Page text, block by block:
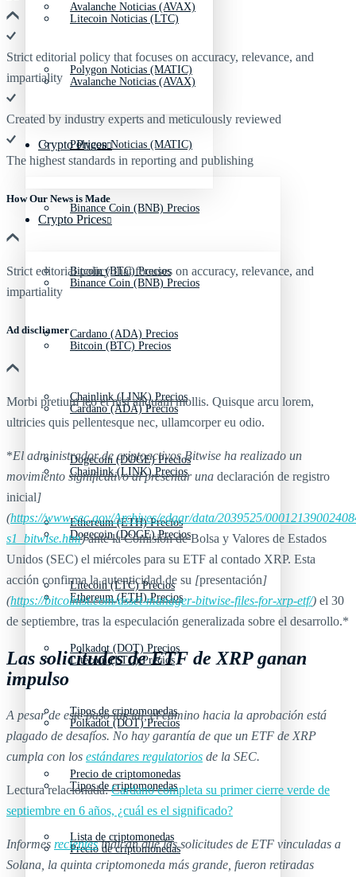
Avalanche Noticias (AVAX)
Polygon Noticias (MATIC)
Crypto Prices
Binance Coin (BNB) Precios
Bitcoin (BTC) Precios
Cardano (ADA) Precios
Chainlink (LINK) Precios
Dogecoin (DOGE) Precios
Ethereum (ETH) Precios
Litecoin (LTC) Precios
Polkadot (DOT) Precios
Tipos de criptomonedas
Precio de criptomonedas
Lista de criptomonedas
Litecoin Noticias (LTC)
Avalanche Noticias (AVAX)
Polygon Noticias (MATIC)
Crypto Prices
Binance Coin (BNB) Precios
Bitcoin (BTC) Precios
Cardano (ADA) Precios
Chainlink (LINK) Precios
Dogecoin (DOGE) Precios
Ethereum (ETH) Precios
Litecoin (LTC) Precios
Polkadot (DOT) Precios
Tipos de criptomonedas
Precio de criptomonedas
Strict editorial policy that focuses on accuracy, relevance, and
impartiality
Created by industry experts and meticulously reviewed
The highest standards in reporting and publishing
How Our News is Made
Strict editorial policy that focuses on accuracy, relevance, and
impartiality
Ad discliamer
Morbi pretium leo et nisl aliquam mollis. Quisque arcu lorem,
ultricies quis pellentesque nec, ullamcorper eu odio.
*El administrador de criptoactivos Bitwise ha realizado un
movimiento significativo al presentar una declaración de registro
inicial]
(https://www.sec.gov/Archives/edgar/data/2039525/
s1_bitwise.htm)ante la Comisión de Bolsa y Valores de Estados
Unidos (SEC) el miércoles para su ETF al contado XRP. Esta
acción confirma la autenticidad de su [presentación]
(https://bitcoinist.com/asset-manager-bitwise-files-for-xrp-etf/) el 30
de septiembre, tras la especulación generalizada sobre el desarrollo.*
Las solicitudes de ETF de XRP ganan
impulso
A pesar de este paso inicial, el camino hacia la aprobación está
plagado de desafíos. No hay garantía de que un ETF de XRP
cumpla con los estándares regulatorios de la SEC.
Lectura relacionada:Cardano completa su primer cierre verde de
septiembre en 6 años, ¿cuál es el significado?
Informes recientesindican que las solicitudes de ETF vinculadas a
Solana, la quinta criptomoneda más grande, fueron retiradas